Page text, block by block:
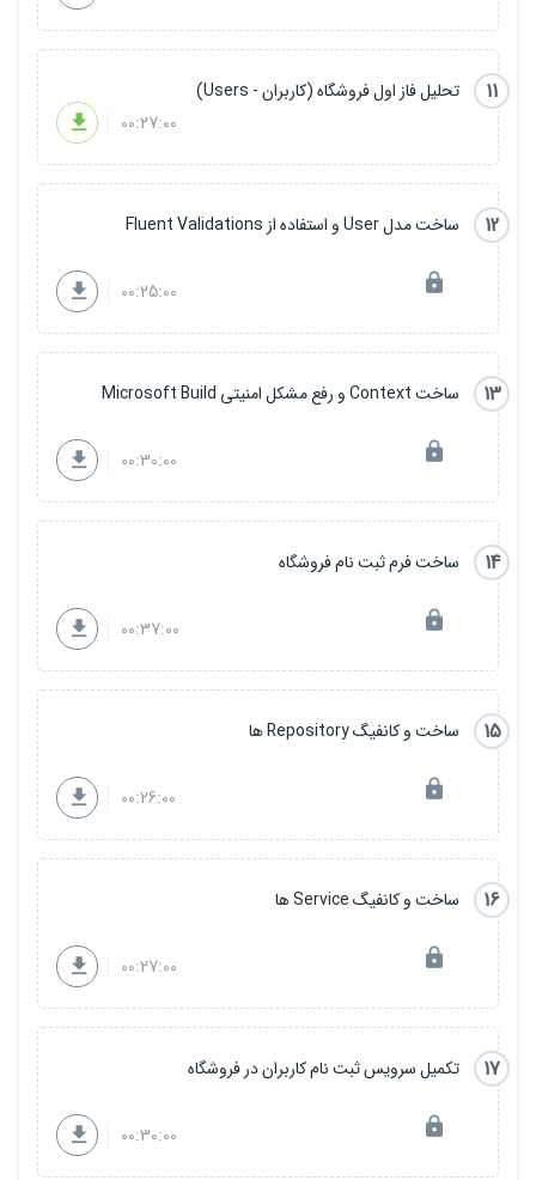
11
تحلیل فاز اول فروشگاه (کاربران - Users)
00:27:00
12 ساخت مدل User و استفاده از Fluent Validations
00:25:00
13 ساخت Context و رفع مشکل امنیتی Microsoft Build
00:30:00
14 ساخت فرم ثبت نام فروشگاه
00:37:00
15 ساخت و کانفیگ Repository ها
00:26:00
16 ساخت و کانفیگ Service ها
00:27:00
17 تکمیل سرویس ثبت نام کاربران در فروشگاه
00:30:00